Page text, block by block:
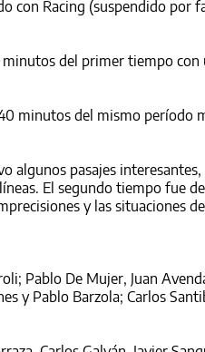
con Racing (suspendido por
del primer tiempo
minutos del mismo período
algunos pasajes
El segundo tiempo fue
y las situaciones
Pablo De Mujer, Juan
y Pablo Barzola; Carlos